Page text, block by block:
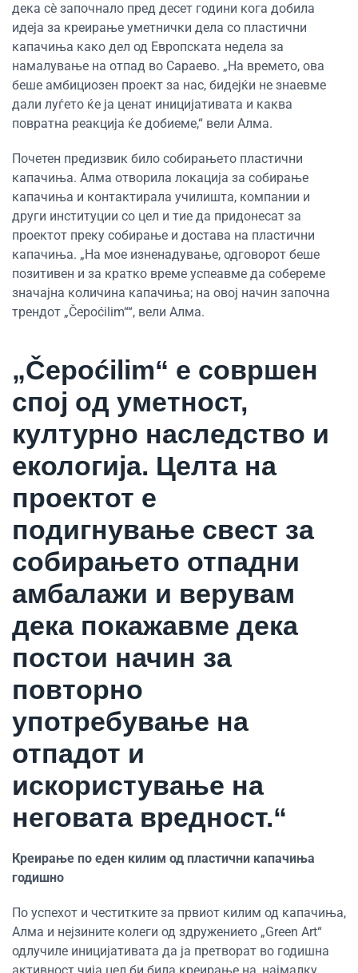
дека сè започнало пред десет години кога добила
идеја за креирање уметнички дела со пластични
капачиња како дел од Европската недела за
намалување на отпад во Сараево. „На времето, ова
беше амбициозен проект за нас, бидејќи не знаевме
дали луѓето ќе ја ценат иницијативата и каква
повратна реакција ќе добиеме,“ вели Алма.
Почетен предизвик било собирањето пластични
капачиња. Алма отворила локација за собирање
капачиња и контактирала училишта, компании и
други институции со цел и тие да придонесат за
проектот преку собирање и достава на пластични
капачиња. „На мое изненадување, одговорот беше
позитивен и за кратко време успеавме да собереме
значајна количина капачиња; на овој начин започна
трендот „Čepoćilim““, вели Алма.
„Čepoćilim“ е совршен
спој од уметност,
културно наследство и
екологија. Целта на
проектот е
подигнување свест за
собирањето отпадни
амбалажи и верувам
дека покажавме дека
постои начин за
повторно
употребување на
отпадот и
искористување на
неговата вредност.“
Креирање по еден килим од пластични капачиња
годишно
По успехот и честитките за првиот килим од капачиња,
Алма и нејзините колеги од здружението „Green Art“
одлучиле иницијативата да ја претворат во годишна